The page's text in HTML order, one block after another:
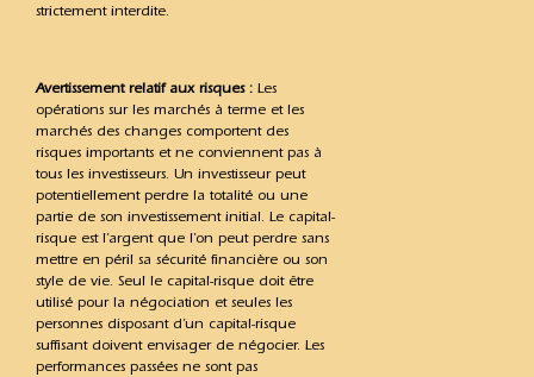
strictement interdite.
Avertissement relatif aux risques : Les
opérations sur les marchés à terme et les
marchés des changes comportent des
risques importants et ne conviennent pas à
tous les investisseurs. Un investisseur peut
potentiellement perdre la totalité ou une
partie de son investissement initial. Le capital-
risque est l’argent que l’on peut perdre sans
mettre en péril sa sécurité financière ou son
style de vie. Seul le capital-risque doit être
utilisé pour la négociation et seules les
personnes disposant d’un capital-risque
suffisant doivent envisager de négocier. Les
performances passées ne sont pas